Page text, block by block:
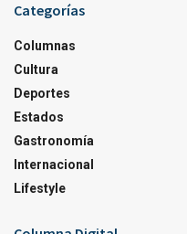
Categorías
Columnas
Cultura
Deportes
Estados
Gastronomía
Internacional
Lifestyle